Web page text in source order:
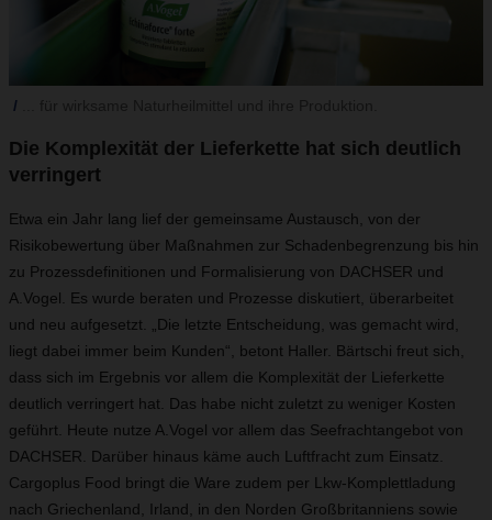
Die Komplexität der Lieferkette hat sich deutlich
verringert
Etwa ein Jahr lang lief der gemeinsame Austausch, von der
Risikobewertung über Maßnahmen zur Schadenbegrenzung bis hin
zu Prozessdefinitionen und Formalisierung von DACHSER und
A.Vogel. Es wurde beraten und Prozesse diskutiert, überarbeitet
und neu aufgesetzt. „Die letzte Entscheidung, was gemacht wird,
liegt dabei immer beim Kunden“, betont Haller. Bärtschi freut sich,
dass sich im Ergebnis vor allem die Komplexität der Lieferkette
deutlich verringert hat. Das habe nicht zuletzt zu weniger Kosten
geführt. Heute nutze A.Vogel vor allem das Seefrachtangebot von
DACHSER. Darüber hinaus käme auch Luftfracht zum Einsatz.
Cargoplus Food bringt die Ware zudem per Lkw-Komplettladung
nach Griechenland, Irland, in den Norden Großbritanniens sowie